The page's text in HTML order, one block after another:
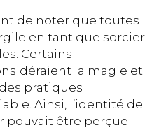
de noter que toutes
en tant que sorcier
Certains
la magie et
pratiques
Ainsi, l’identité de
pouvait être perçue